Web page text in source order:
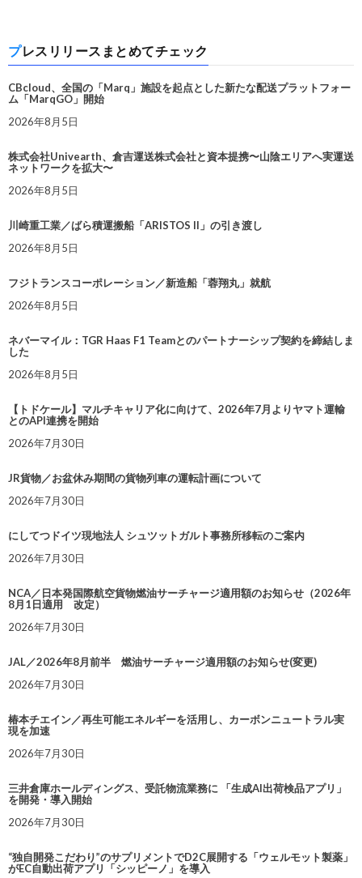
プレスリリースまとめてチェック
CBcloud、全国の「Marq」施設を起点とした新たな配送プラットフォー
ム「MarqGO」開始
2026年8月5日
株式会社Univearth、倉吉運送株式会社と資本提携〜山陰エリアへ実運送
ネットワークを拡大〜
2026年8月5日
川崎重工業／ばら積運搬船「ARISTOS II」の引き渡し
2026年8月5日
フジトランスコーポレーション／新造船「蓉翔丸」就航
2026年8月5日
ネバーマイル：TGR Haas F1 Teamとのパートナーシップ契約を締結しま
した
2026年8月5日
【トドケール】マルチキャリア化に向けて、2026年7月よりヤマト運輸
とのAPI連携を開始
2026年7月30日
JR貨物／お盆休み期間の貨物列車の運転計画について
2026年7月30日
にしてつドイツ現地法人 シュツットガルト事務所移転のご案内
2026年7月30日
NCA／日本発国際航空貨物燃油サーチャージ適用額のお知らせ（2026年
8月1日適用 改定）
2026年7月30日
JAL／2026年8月前半 燃油サーチャージ適用額のお知らせ(変更)
2026年7月30日
椿本チエイン／再生可能エネルギーを活用し、カーボンニュートラル実
現を加速
2026年7月30日
三井倉庫ホールディングス、受託物流業務に 「生成AI出荷検品アプリ」
を開発・導入開始
2026年7月30日
“独自開発こだわり”のサプリメントでD2C展開する「ウェルモット製薬」
がEC自動出荷アプリ「シッピーノ」を導入